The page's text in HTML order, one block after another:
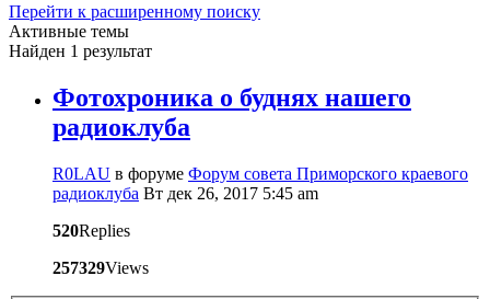
Перейти к расширенному поиску
Активные темы
Найден 1 результат
Фотохроника о буднях нашего
радиоклуба
R0LAU в форуме Форум совета Приморского краевого
радиоклуба Вт дек 26, 2017 5:45 am
520Replies
257329Views